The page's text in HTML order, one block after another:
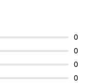
0
0
0
0